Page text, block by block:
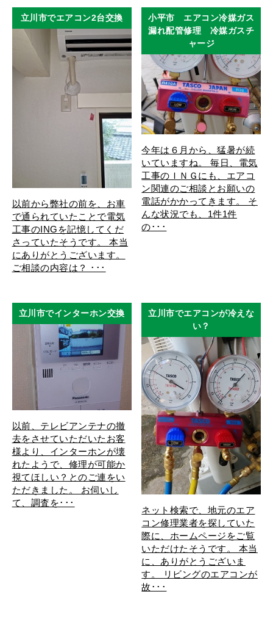
立川市でエアコン2台交換
以前から弊社の前を、お車
で通られていたことで電気
工事のINGを記憶してくだ
さっていたそうです。 本当
にありがとうございます。
ご相談の内容は？ ･･･
小平市 エアコン冷媒ガス
漏れ配管修理 冷媒ガスチ
ャージ
今年は６月から、猛暑が続
いていますね。 毎日、電気
工事のＩＮＧにも、エアコ
ン関連のご相談とお願いの
電話がかかってきます。 そ
んな状況でも、1件1件
の･･･
立川市でインターホン交換
以前、テレビアンテナの撤
去をさせていただいたお客
様より、インターホンが壊
れたようで、修理が可能か
視てほしい？とのご連をい
ただきました。 お伺いし
て、調査を･･･
立川市でエアコンが冷えな
い？
ネット検索で、地元のエア
コン修理業者を探していた
際に、ホームページをご覧
いただけたそうです。 本当
に、ありがとうございま
す。 リビングのエアコンが
故･･･